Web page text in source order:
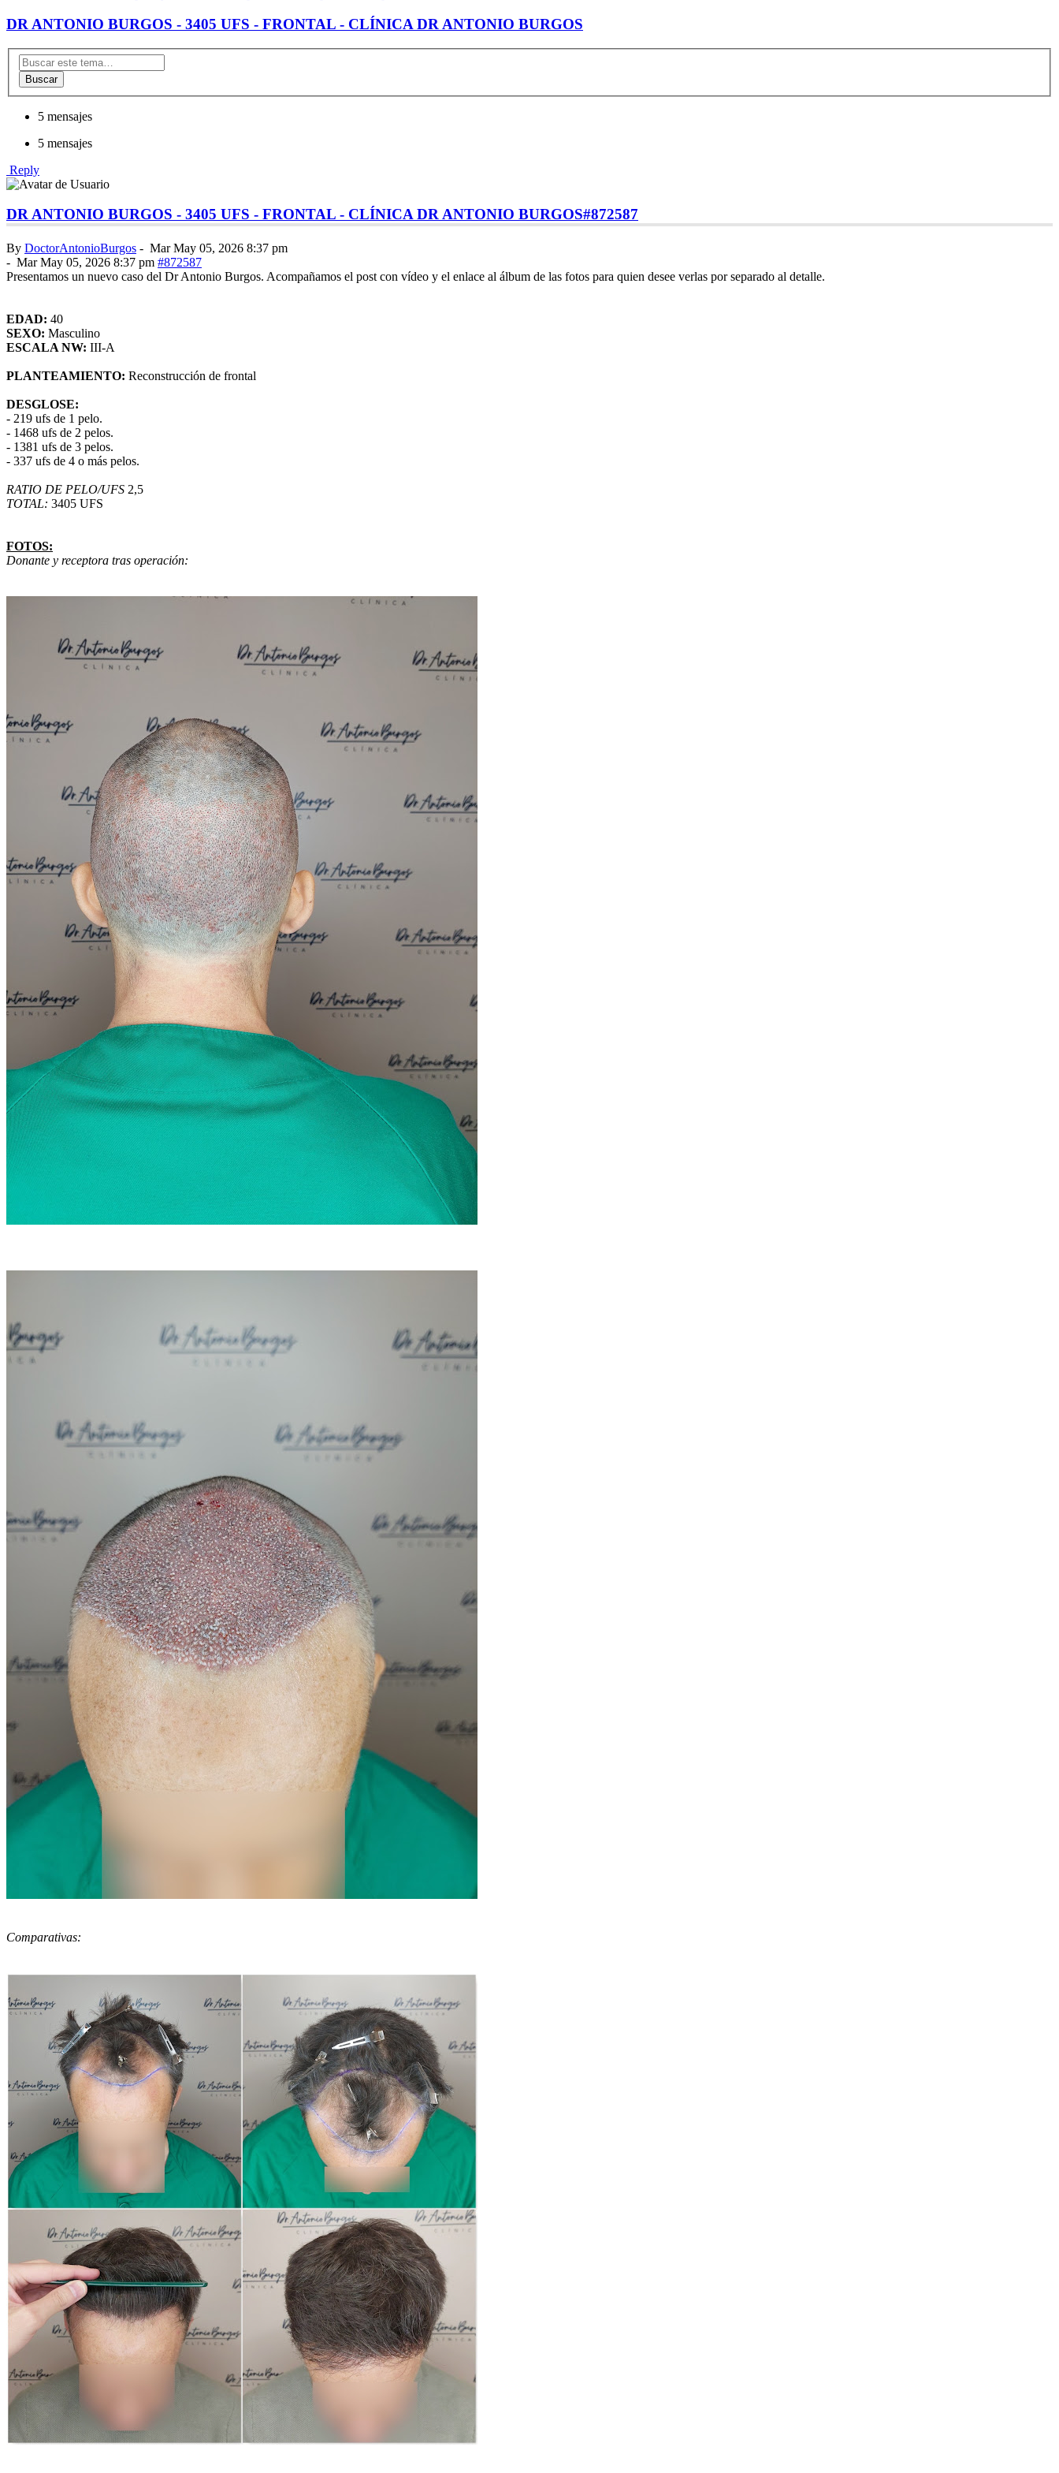
DR ANTONIO BURGOS - 3405 UFS - FRONTAL - CLÍNICA DR ANTONIO BURGOS
Buscar
5 mensajes
5 mensajes
Reply
DR ANTONIO BURGOS - 3405 UFS - FRONTAL - CLÍNICA DR ANTONIO BURGOS#872587
By DoctorAntonioBurgos - Mar May 05, 2026 8:37 pm
- Mar May 05, 2026 8:37 pm #872587
Presentamos un nuevo caso del Dr Antonio Burgos. Acompañamos el post con vídeo y el enlace al álbum de las fotos para quien desee verlas por separado al detalle.
EDAD: 40
SEXO: Masculino
ESCALA NW: III-A
PLANTEAMIENTO: Reconstrucción de frontal
DESGLOSE:
- 219 ufs de 1 pelo.
- 1468 ufs de 2 pelos.
- 1381 ufs de 3 pelos.
- 337 ufs de 4 o más pelos.
RATIO DE PELO/UFS 2,5
TOTAL: 3405 UFS
FOTOS:
Donante y receptora tras operación:
Comparativas: